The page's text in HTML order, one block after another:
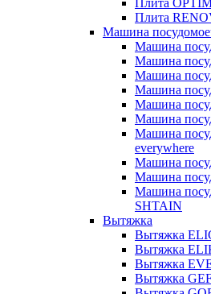
Плита
Плита
Машина
Машина
Машина
Машина
Машина
Машина
Машина
Машина
everywhere
Машина
Машина
Машина
SHTAIN
Вытяжка
Вытяжка
Вытяжка
Вытяжка
Вытяжка